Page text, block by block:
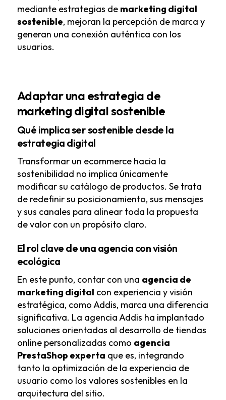
mediante estrategias de marketing digital
sostenible, mejoran la percepción de marca y
generan una conexión auténtica con los
usuarios.
Adaptar una estrategia de
marketing digital sostenible
Qué implica ser sostenible desde la
estrategia digital
Transformar un ecommerce hacia la
sostenibilidad no implica únicamente
modificar su catálogo de productos. Se trata
de redefinir su posicionamiento, sus mensajes
y sus canales para alinear toda la propuesta
de valor con un propósito claro.
El rol clave de una agencia con visión
ecológica
En este punto, contar con una agencia de
marketing digital con experiencia y visión
estratégica, como Addis, marca una diferencia
significativa. La agencia Addis ha implantado
soluciones orientadas al desarrollo de tiendas
online personalizadas como agencia
PrestaShop experta que es, integrando
tanto la optimización de la experiencia de
usuario como los valores sostenibles en la
arquitectura del sitio.